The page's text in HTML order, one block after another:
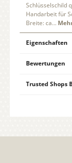
Schlüsselschild
Handarbeit für
Breite: ca…
Eigenschaften
Bewertungen
Trusted Shops